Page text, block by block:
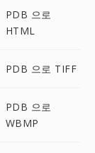
PDB 으로
HTML
PDB 으로 TIFF
PDB 으로
WBMP